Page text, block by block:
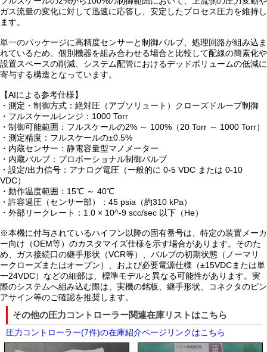
ガス流量の変化に対して迅速に応答し、安定したプロセス圧力を維持し
ます。
単一のパッケージに高精度センサーと制御バルブ、処理回路が組み込ま
れているため、個別機器を組み合わせる場合と比較して配線の簡素化や
設置スペースの削減、システム配管におけるデッドボリュームの低減に
寄与する構造となっています。
【AIによる参考仕様】
・測定・制御方式：絶対圧（アブソリュート）クローズドループ制御
・フルスケールレンジ：1000 Torr
・制御可能範囲：フルスケールの2% ～ 100%（20 Torr ～ 1000 Torr）
・測定精度：フルスケールの±0.5%
・内蔵センサー：静電容量型マノメーター
・内蔵バルブ：プロポーショナル制御バルブ
・設定/出力信号：アナログ電圧（一般的に 0-5 VDC または 0-10
VDC）
・動作温度範囲：15℃ ～ 40℃
・許容過圧（センサー部）：45 psia（約310 kPa）
・外部リークレート：1.0 × 10^-9 scc/sec 以下（He）
※本機に付与されているハイフン以降の固有番号は、特定の装置メーカ
ー向け（OEM等）のカスタマイズ仕様を示す場合があります。そのた
め、ガス接続口の継手形状（VCR等）、バルブの初期状態（ノーマリ
ークローズまたはオープン）、および必要電源仕様（±15VDCまたは単
一24VDC）などの細部は、標準モデルと異なる可能性があります。実
際のシステムへ組み込む際は、実機の銘板、継手形状、コネクタのピン
アサイン等のご確認を推奨します。
その他の圧力コントローラー関連在庫リストはこちら
圧力コントローラー(7件)の在庫紹介ページリンクはこちら